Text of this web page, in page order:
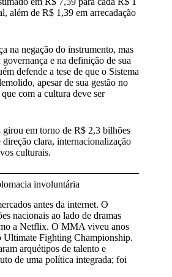
além de R$ 1,39 em arrecadação
na negação do instrumento, mas
e na definição de sua
defende a tese de que o Sistema
apesar de sua gestão no
que com a cultura deve ser
em torno de R$ 2,3 bilhões
clara, internacionalização
culturais.
involuntária
antes da internet. O
nacionais ao lado de dramas
a Netflix. O MMA viveu anos
Ultimate Fighting Championship.
arquétipos de talento e
de uma política integrada; foi